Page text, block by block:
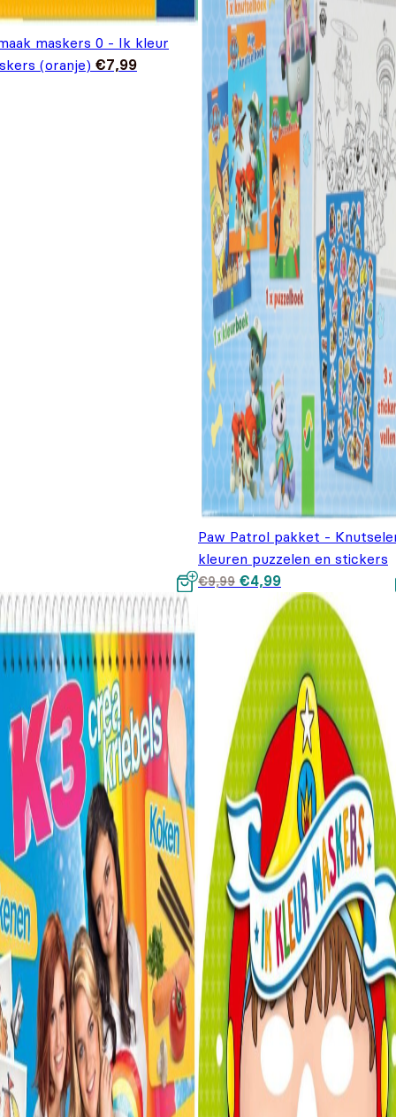
maskers 0 - Ik kleur
(oranje) €7,99
Paw Patrol pakket -
kleuren puzzelen en stickers
€9,99 Oorspronkelijke prijs
was: €9,99.
€4,99Huidige prijs is:
€4,99.